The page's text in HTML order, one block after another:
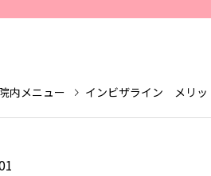
内メニュー インビザライン メリッ